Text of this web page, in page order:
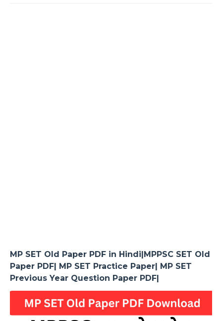
MP SET Old Paper PDF in Hindi|MPPSC SET Old
Paper PDF| MP SET Practice Paper| MP SET
Previous Year Question Paper PDF|